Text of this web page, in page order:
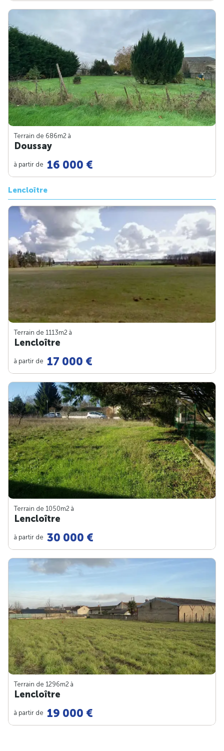
Terrain de 686m2 à
Doussay
à partir de 16 000 €
Lencloître
Terrain de 1113m2 à
Lencloître
à partir de 17 000 €
Terrain de 1050m2 à
Lencloître
à partir de 30 000 €
Terrain de 1296m2 à
Lencloître
à partir de 19 000 €